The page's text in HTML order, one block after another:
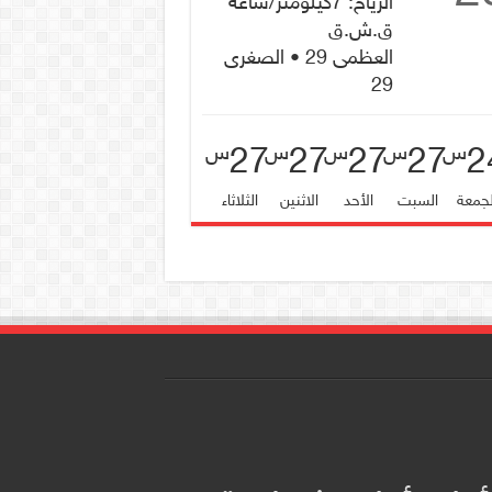
ق.ش.ق‎
العظمى 29 • الصغرى
29
س27س
السبت
27س
الأحد
27س
الاثنين
27س
الثلاثاء